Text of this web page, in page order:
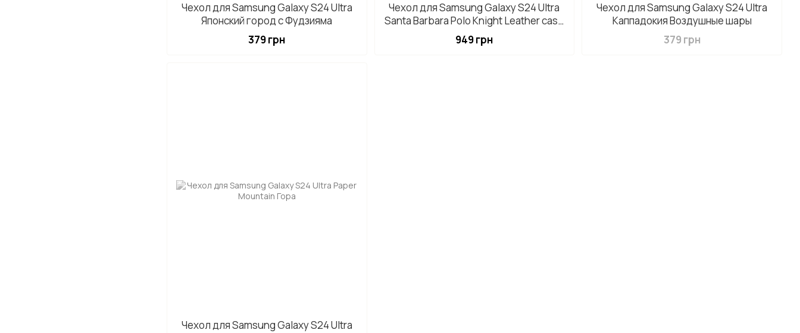
Чехол для Samsung Galaxy S24 Ultra
Японский город с Фудзияма
379 грн
Чехол для Samsung Galaxy S24 Ultra
Santa Barbara Polo Knight Leather case
Черный
949 грн
Чехол для Samsung Galaxy S24 Ultra
Каппадокия Воздушные шары
379 грн
Чехол для Samsung Galaxy S24 Ultra